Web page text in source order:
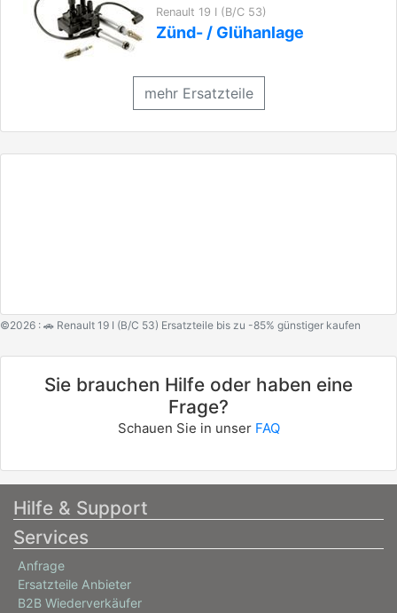
Renault 19 I (B/C 53)
Zünd- / Glühanlage
mehr Ersatzteile
©2026 : 🚗 Renault 19 I (B/C 53) Ersatzteile bis zu -85% günstiger kaufen
Sie brauchen Hilfe oder haben eine
Frage?
Schauen Sie in unser FAQ
Hilfe & Support
Services
Anfrage
Ersatzteile Anbieter
B2B Wiederverkäufer